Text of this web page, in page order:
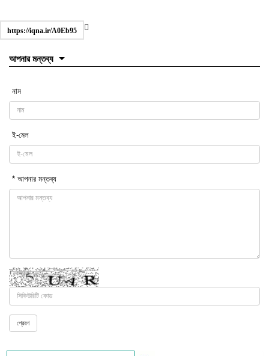
https://iqna.ir/A0Eb95
আপনার মন্তব্য
নাম
ই-মেল
* আপনার মন্তব্য